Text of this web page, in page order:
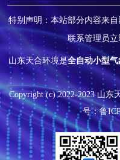
特别声明：本站部分内容来
联系管理员立
山东天合环境是全自动小型气
Copyright (c) 2022-2023 山
号：鲁